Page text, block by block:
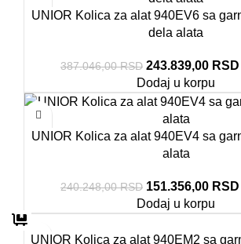
UNIOR Kolica za alat 940EV6 sa
dela alata
387.046,00RSD 243.839,00 RSD
Dodaj u korpu
UNIOR Kolica za alat 940EV4 sa
alata
240.248,00RSD 151.356,00 RSD
Dodaj u korpu
UNIOR Kolica za alat 940EM2 sa